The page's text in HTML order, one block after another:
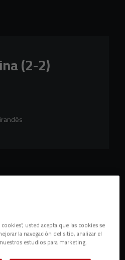
(2-2)
usted acepta que las cookies se
la navegación del sitio, analizar el
estudios para marketing.